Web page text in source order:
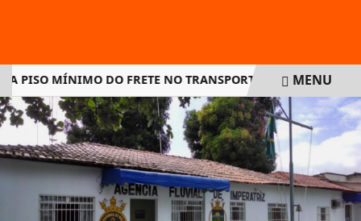
MÍNIMO DO FRETE NO TRANSPORTE DE CARGAS E
EM ALTA
MENU